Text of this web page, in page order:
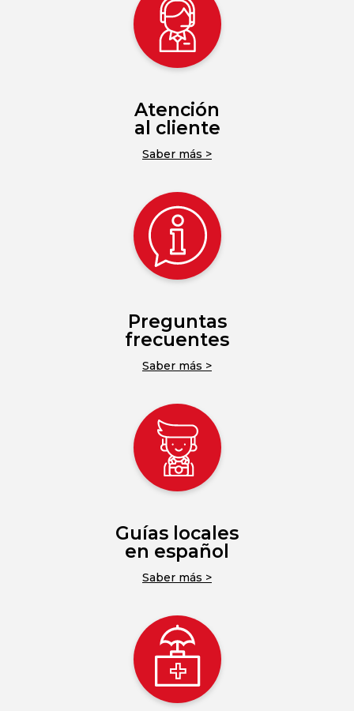
Atención
al cliente
Saber más >
Preguntas
frecuentes
Saber más >
Guías locales
en español
Saber más >